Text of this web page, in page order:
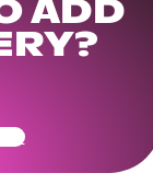
ADD